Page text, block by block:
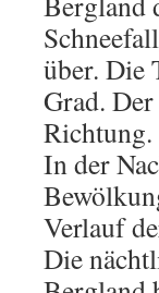
über. Die
Grad.
Richtung.
In der
Verlauf
Die